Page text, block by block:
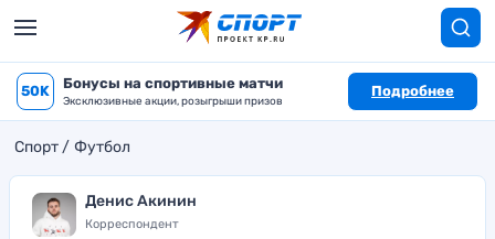
50K Бонусы на спортивные матчи
Эксклюзивные акции, розыгрыши призов
Подробнее
Спорт Футбол
Денис Акинин
Корреспондент